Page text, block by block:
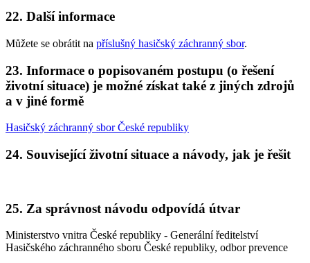
22. Další informace
Můžete se obrátit na příslušný hasičský záchranný sbor.
23. Informace o popisovaném postupu (o řešení
životní situace) je možné získat také z jiných zdrojů
a v jiné formě
Hasičský záchranný sbor České republiky
24. Související životní situace a návody, jak je řešit
25. Za správnost návodu odpovídá útvar
Ministerstvo vnitra České republiky - Generální ředitelství
Hasičského záchranného sboru České republiky, odbor prevence